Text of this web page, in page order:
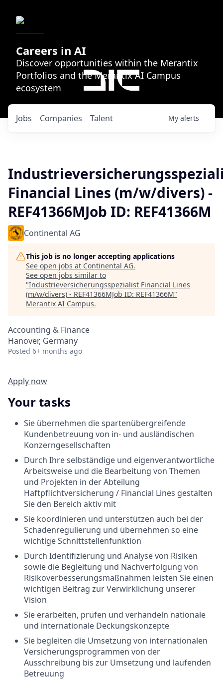
Careers in AI
Discover opportunities within the Merantix
Portfolios and the Merantix AI Campus
ecosystem
Jobs Companies Talent My alerts
Financial Lines (m/w/divers) -
REF41366MJob ID: REF41366M
Continental AG
This job is no longer accepting applications
See open jobs at Continental AG.
See open jobs similar to
"Industrieversicherungsspezialist Financial Lines
(m/w/divers) - REF41366MJob ID: REF41366M"
Merantix AI Campus.
Accounting & Finance
Hanover, Germany
Posted 6+ months ago
Apply now
Your tasks
Sie übernehmen die spartenübergreifende
Kundenbetreuung von in- und ausländischen
Konzerngesellschaften
Durch Ihre selbständige und eigenverantwortliche
Arbeitsweise und die Bearbeitung von Themen
und Projekten in der Abteilung
Haftpflichtversicherung / Financial Lines gestalten
Sie den Bereich aktiv mit
Sie koordinieren und unterstützen auch bei der
Schadenregulierung und übernehmen so eine
wichtige Schnittstellenfunktion
Durch Identifizierung und Analyse von Risiken
sowie die Begleitung und Nachverfolgung von
Risikoverbesserungsmaßnahmen leisten Sie einen
wichtigen Beitrag zur Verwirklichung unserer
Vision
Sie erarbeiten, prüfen und verhandeln nationale
und internationale Deckungskonzepte
Sie begleiten die Umsetzung von internationalen
Versicherungsprogrammen von der
Ausschreibung bis zur Umsetzung und laufenden
Betreuung